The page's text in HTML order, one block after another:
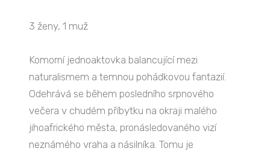
3 ženy, 1 muž
Komorní jednoaktovka balancující mezi
naturalismem a temnou pohádkovou fantazií.
Odehrává se během posledního srpnového
večera v chudém příbytku na okraji malého
jihoafrického města, pronásledovaného vizí
neznámého vraha a násilníka. Tomu je